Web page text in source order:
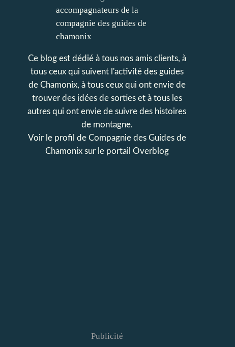
Ce blog est dédié à tous nos amis clients, à
tous ceux qui suivent l'activité des guides
de Chamonix, à tous ceux qui ont envie de
trouver des idées de sorties et à tous les
autres qui ont envie de suivre des histoires
de montagne.
Voir le profil de Compagnie des Guides de
Chamonixsur le portail Overblog
Publicité